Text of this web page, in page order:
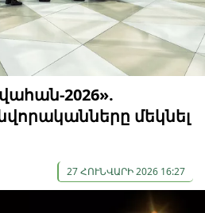
2026».
մեկնել
27 ՀՈՒՆՎԱՐԻ 2026 16:27